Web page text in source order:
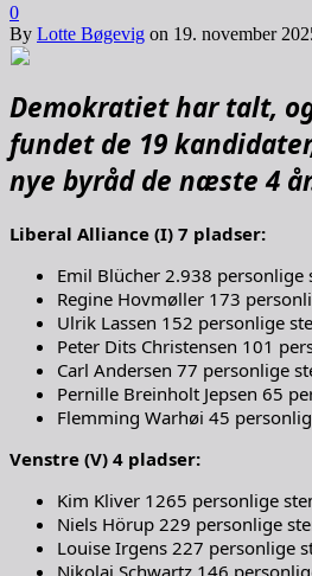
0
By Lotte Bøgevig on 19. november
Demokratiet har talt,
fundet de 19
nye byråd de næste 4
Liberal Alliance (I) 7 pladser:
Emil Blücher 2.938 personlige
Regine Hovmøller 173
Ulrik Lassen 152 personlige
Peter Dits Christensen 101
Carl Andersen 77 personlige
Pernille Breinholt Jepsen 65
Flemming Warhøi 45
Venstre (V) 4 pladser:
Kim Kliver 1265 personlige
Niels Hörup 229 personlige
Louise Irgens 227 personlige